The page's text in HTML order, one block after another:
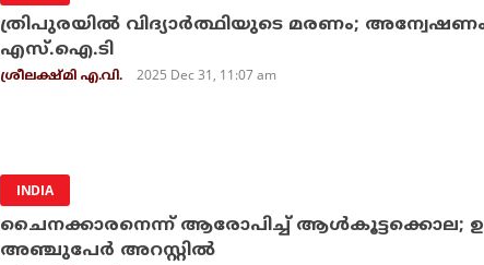
ത്രിപുരയിൽ വിദ്യാർത്ഥിയുടെ മരണം;
എസ്.ഐ.ടി
ശ്രീലക്ഷ്മി എ.വി. 2025 Dec 31, 11:07 am
INDIA
ചൈനക്കാരനെന്ന് ആരോപിച്ച് ആൾകൂട്ടക്കൊല;
അഞ്ചുപേർ അറസ്റ്റിൽ